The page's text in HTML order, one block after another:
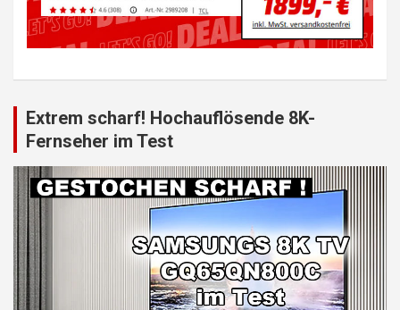
Extrem scharf! Hochauflösende 8K-
Fernseher im Test